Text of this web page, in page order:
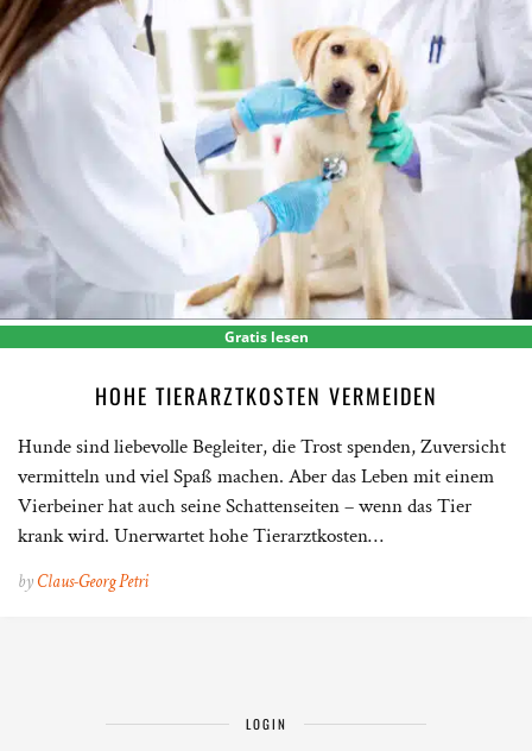
Gratis lesen
HOHE TIERARZTKOSTEN VERMEIDEN
Hunde sind liebevolle Begleiter, die Trost spenden, Zuversicht
vermitteln und viel Spaß machen. Aber das Leben mit einem
Vierbeiner hat auch seine Schattenseiten – wenn das Tier
krank wird. Unerwartet hohe Tierarztkosten…
byClaus-Georg Petri
LOGIN